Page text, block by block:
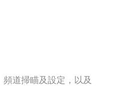
道掃瞄及設定，以及